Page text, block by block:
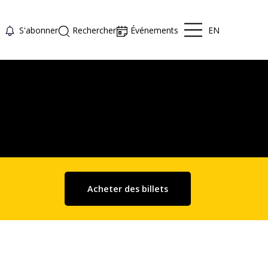
S'abonner Rechercher Événements EN
Acheter des billets